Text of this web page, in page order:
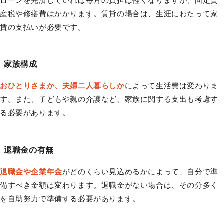
産税や修繕費はかかります。賃貸の場合は、生涯にわたって家
賃の支払いが必要です。
家族構成
おひとりさまか、夫婦二人暮らしかによって生活費は変わりま
す。また、子どもや親の介護など、家族に関する支出も考慮す
る必要があります。
退職金の有無
退職金や企業年金がどのくらい見込めるかによって、自分で準
備すべき金額は変わります。退職金がない場合は、その分多く
を自助努力で準備する必要があります。